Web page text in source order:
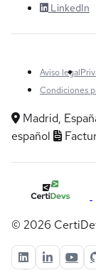
LinkedIn
Aviso legal
Condiciones
Madrid,
español
© 2026